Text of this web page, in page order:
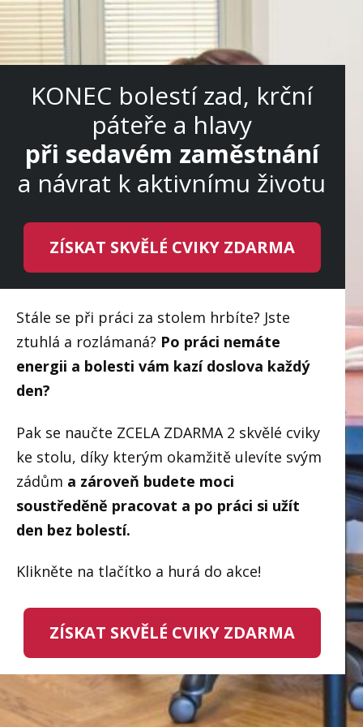
KONEC bolestí zad, krční
páteře a hlavy
při sedavém zaměstnání
a návrat k aktivnímu životu
ZÍSKAT SKVĚLÉ CVIKY ZDARMA
Stále se při práci za stolem hrbíte? Jste
ztuhlá a rozlámaná? Po práci nemáte
energii a bolesti vám kazí doslova každý
den?
Pak se naučte ZCELA ZDARMA 2 skvělé cviky
ke stolu, díky kterým okamžitě ulevíte svým
zádům a zároveň budete moci
soustředěně pracovat a po práci si užít
den bez bolestí.
Klikněte na tlačítko a hurá do akce!
ZÍSKAT SKVĚLÉ CVIKY ZDARMA